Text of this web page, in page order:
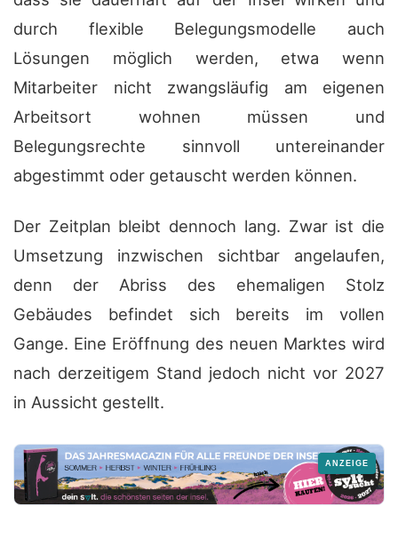
durch flexible Belegungsmodelle auch
Lösungen möglich werden, etwa wenn
Mitarbeiter nicht zwangsläufig am eigenen
Arbeitsort wohnen müssen und
Belegungsrechte sinnvoll untereinander
abgestimmt oder getauscht werden können.
Der Zeitplan bleibt dennoch lang. Zwar ist die
Umsetzung inzwischen sichtbar angelaufen,
denn der Abriss des ehemaligen Stolz
Gebäudes befindet sich bereits im vollen
Gange. Eine Eröffnung des neuen Marktes wird
nach derzeitigem Stand jedoch nicht vor 2027
in Aussicht gestellt.